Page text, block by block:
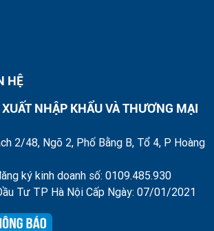
HỆ
NHẬP KHẨU VÀ THƯƠNG MẠI
2/48, Ngõ 2, Phố Bằng B, Tổ 4, P Hoàng
ký kinh doanh số: 0109.485.930
Tư TP Hà Nội Cấp Ngày: 07/01/2021